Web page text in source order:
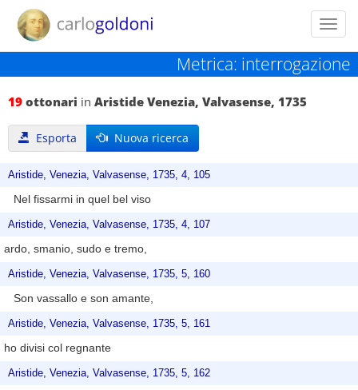
Metrica: interrogazione
19 ottonari in Aristide Venezia, Valvasense, 1735
Esporta Nuova ricerca
Aristide, Venezia, Valvasense, 1735, 4, 105
Nel fissarmi in quel bel viso
Aristide, Venezia, Valvasense, 1735, 4, 107
ardo, smanio, sudo e tremo,
Aristide, Venezia, Valvasense, 1735, 5, 160
Son vassallo e son amante,
Aristide, Venezia, Valvasense, 1735, 5, 161
ho divisi col regnante
Aristide, Venezia, Valvasense, 1735, 5, 162